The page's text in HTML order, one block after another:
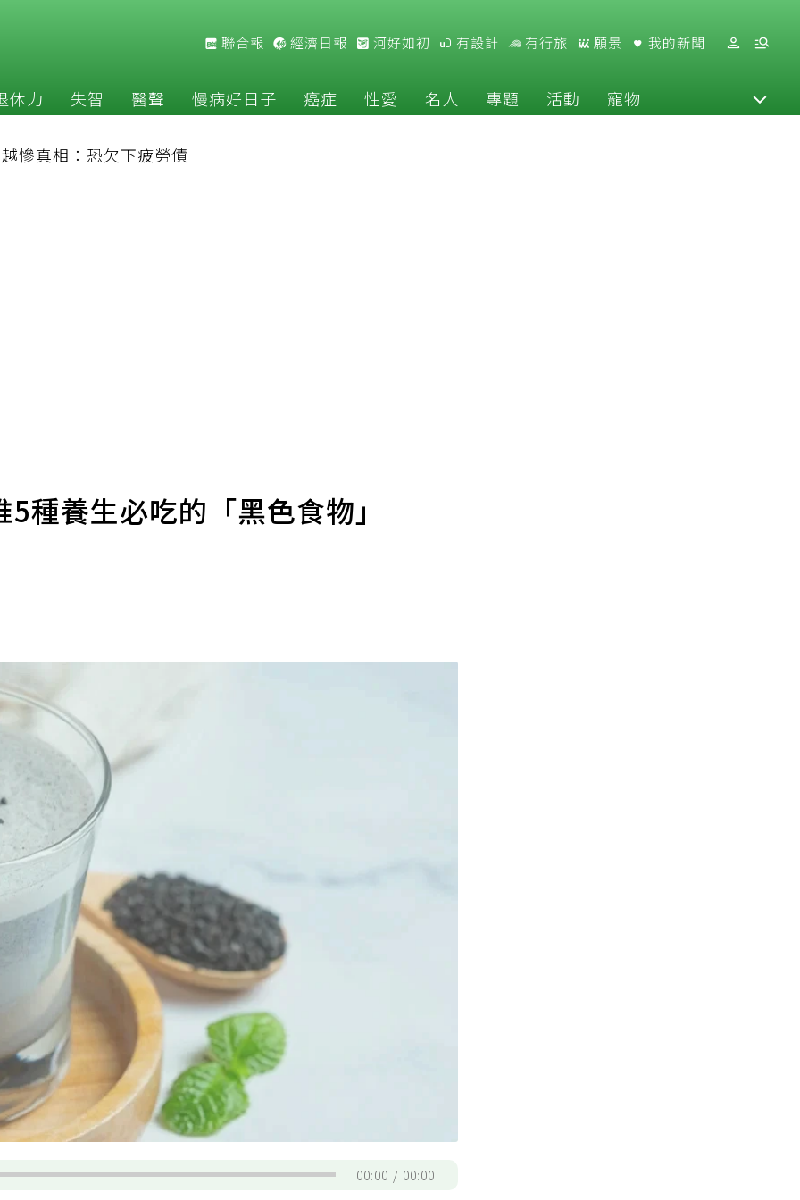
聯合報 經濟日報 河好如初 有設計 有行旅 願景 我的新聞
休力 失智 醫聲 慢病好日子 癌症 性愛 名人 專題 活動 寵物
慘真相：恐欠下疲勞債
種養生必吃的「黑色食物」
00:00 00:00